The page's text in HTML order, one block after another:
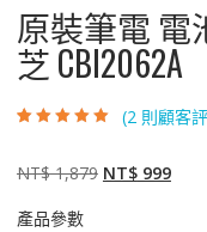
原裝筆電 電
芝 CBI2062A
行評分
(2 則顧客
NT$1,879 原
NT$999目
產品參數